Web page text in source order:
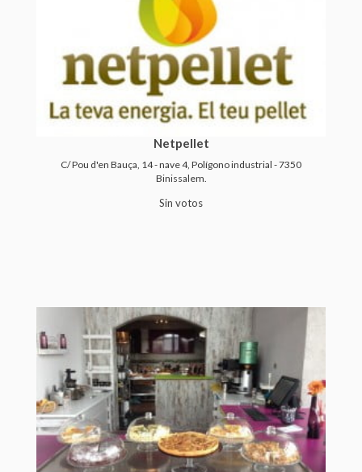
Netpellet
C/ Pou d'en Bauça, 14 - nave 4, Polígono industrial - 7350
Binissalem.
Sin votos